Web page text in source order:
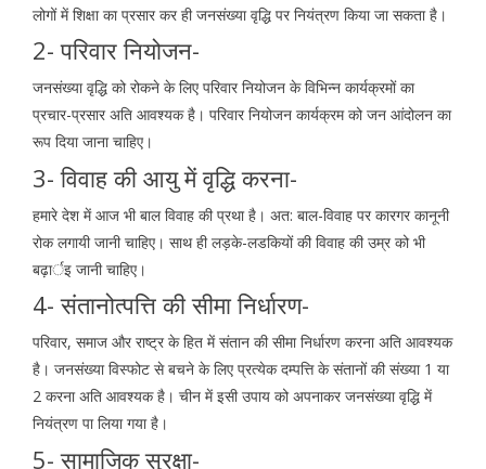
लोगों में शिक्षा का प्रसार कर ही जनसंख्या वृद्धि पर नियंत्रण किया जा सकता है।
2- परिवार नियोजन-
जनसंख्या वृद्धि को रोकने के लिए परिवार नियोजन के विभिन्न कार्यक्रमों का
प्रचार-प्रसार अति आवश्यक है। परिवार नियोजन कार्यक्रम को जन आंदोलन का
रूप दिया जाना चाहिए।
3- विवाह की आयु में वृद्धि करना-
हमारे देश में आज भी बाल विवाह की प्रथा है। अत: बाल-विवाह पर कारगर कानूनी
रोक लगायी जानी चाहिए। साथ ही लड़के-लडकियों की विवाह की उम्र को भी
बढ़ार्इ जानी चाहिए।
4- संतानोत्पत्ति की सीमा निर्धारण-
परिवार, समाज और राष्ट्र के हित में संतान की सीमा निर्धारण करना अति आवश्यक
है। जनसंख्या विस्फोट से बचने के लिए प्रत्येक दम्पत्ति के संतानों की संख्या 1 या
2 करना अति आवश्यक है। चीन में इसी उपाय को अपनाकर जनसंख्या वृद्धि में
नियंत्रण पा लिया गया है।
5- सामाजिक सुरक्षा-